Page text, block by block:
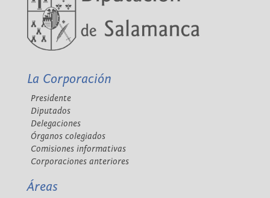
La Corporación
Presidente
Diputados
Delegaciones
Órganos colegiados
Comisiones informativas
Corporaciones anteriores
Áreas